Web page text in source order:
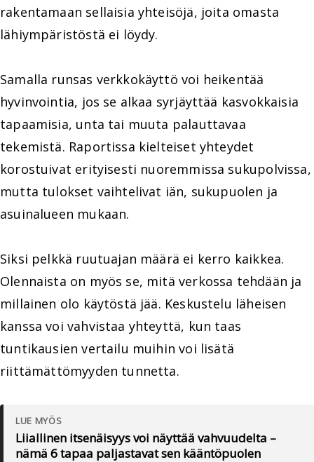
rakentamaan sellaisia yhteisöjä, joita omasta
lähiympäristöstä ei löydy.
Samalla runsas verkkokäyttö voi heikentää
hyvinvointia, jos se alkaa syrjäyttää kasvokkaisia
tapaamisia, unta tai muuta palauttavaa
tekemistä. Raportissa kielteiset yhteydet
korostuivat erityisesti nuoremmissa sukupolvissa,
mutta tulokset vaihtelivat iän, sukupuolen ja
asuinalueen mukaan.
Siksi pelkkä ruutuajan määrä ei kerro kaikkea.
Olennaista on myös se, mitä verkossa tehdään ja
millainen olo käytöstä jää. Keskustelu läheisen
kanssa voi vahvistaa yhteyttä, kun taas
tuntikausien vertailu muihin voi lisätä
riittämättömyyden tunnetta.
LUE MYÖS
Liiallinen itsenäisyys voi näyttää vahvuudelta –
nämä 6 tapaa paljastavat sen kääntöpuolen